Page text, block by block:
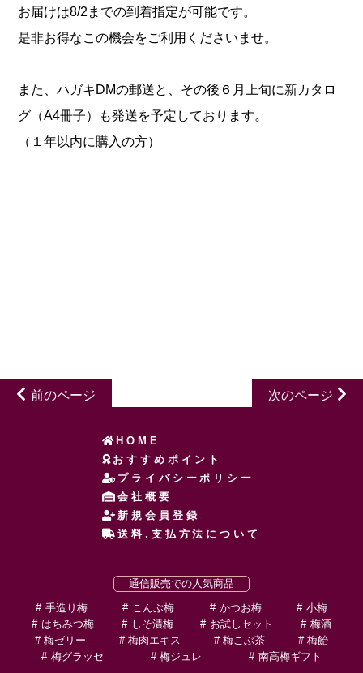
お届けは8/2までの到着指定が可能です。
是非お得なこの機会をご利用くださいませ。
また、ハガキDMの郵送と、その後６月上旬に新カタロ
グ（A4冊子）も発送を予定しております。
（１年以内に購入の方）
前のページ 次のページ
HOME
おすすめポイント
プライバシーポリシー
会社概要
新規会員登録
送料.支払方法について
通信販売での人気商品
手造り梅
こんぶ梅 かつお梅
小梅
はちみつ梅
しそ漬梅 お試しセット
梅酒
梅ゼリー
梅肉エキス 梅こぶ茶
梅飴
梅グラッセ
梅ジュレ 南高梅ギフト